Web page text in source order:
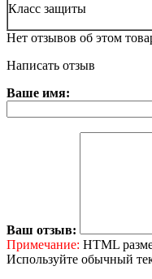
Класс защиты
Нет отзывов об этом
Написать отзыв
Ваше имя:
Ваш отзыв:
Примечание: HTML
Используйте обычный